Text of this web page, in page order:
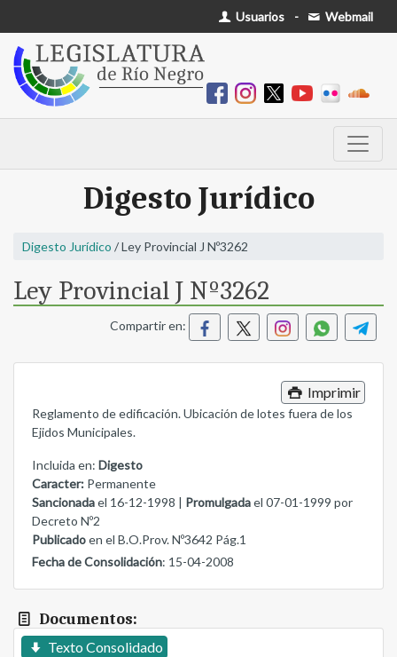
Usuarios - Webmail
Digesto Jurídico
Digesto Jurídico / Ley Provincial J Nº3262
Ley Provincial J Nº3262
Compartir en:
Imprimir
Reglamento de edificación. Ubicación de lotes fuera de los
Ejidos Municipales.
Incluida en: Digesto
Caracter: Permanente
Sancionadael 16-12-1998 | Promulgadael 07-01-1999 por
Decreto Nº2
Publicadoen el B.O.Prov. Nº3642 Pág.1
Fecha de Consolidación: 15-04-2008
Documentos:
Texto Consolidado